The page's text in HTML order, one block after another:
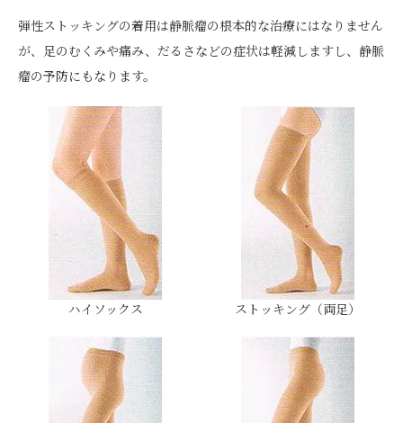
弾性ストッキングの着用は静脈瘤の根本的な治療にはなりません
が、足のむくみや痛み、だるさなどの症状は軽減しますし、静脈
瘤の予防にもなります。
ハイソックス ストッキング（両足）